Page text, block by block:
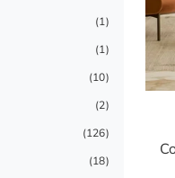
1
1
10
2
126
18